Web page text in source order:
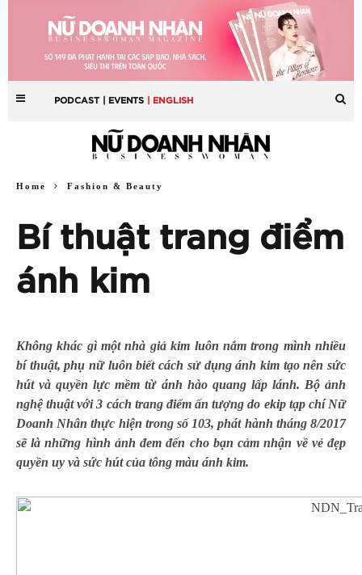
PODCAST | EVENTS | ENGLISH
Home Fashion & Beauty
Bí thuật trang điểm
ánh kim
Không khác gì một nhà giả kim luôn nắm trong mình nhiều
bí thuật, phụ nữ luôn biết cách sử dụng ánh kim tạo nên sức
hút và quyền lực mềm từ ánh hào quang lấp lánh. Bộ ảnh
nghệ thuật với 3 cách trang điểm ấn tượng do ekip tạp chí Nữ
Doanh Nhân thực hiện trong số 103, phát hành tháng 8/2017
sẽ là những hình ảnh đem đến cho bạn cảm nhận về vẻ đẹp
quyền uy và sức hút của tông màu ánh kim.